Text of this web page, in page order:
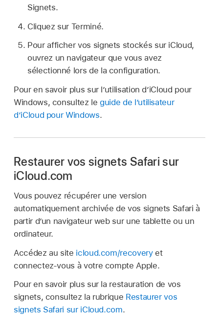
Signets.
Cliquez sur Terminé.
Pour afficher vos signets stockés sur iCloud,
ouvrez un navigateur que vous avez
sélectionné lors de la configuration.
Pour en savoir plus sur l’utilisation d’iCloud pour
Windows, consultez leguide de l’utilisateur
d’iCloud pour Windows.
Restaurer vos signets Safari sur
iCloud.com
Vous pouvez récupérer une version
automatiquement archivée de vos signets Safari à
partir d’un navigateur web sur une tablette ou un
ordinateur.
Accédez au site icloud.com/recoveryet
connectez‑vous à votre compte Apple.
Pour en savoir plus sur la restauration de vos
signets, consultez la rubrique Restaurer vos
signets Safari sur iCloud.com.